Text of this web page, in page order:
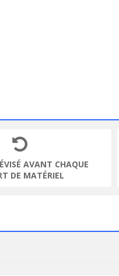
AVANT CHAQUE
DE MATÉRIEL